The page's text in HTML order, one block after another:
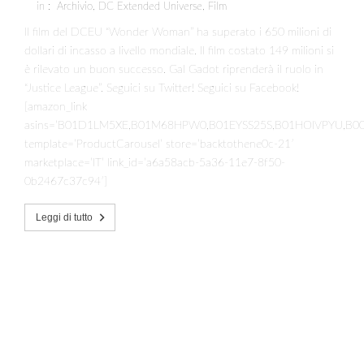
in : Archivio DC Extended Universe Film
Il film del DCEU “Wonder Woman” ha superato i 650 milioni di
dollari di incasso a livello mondiale. Il film costato 149 milioni si
è rilevato un buon successo. Gal Gadot riprenderà il ruolo in
“Justice League”. Seguici su Twitter! Seguici su Facebook!
[amazon_link
template=’ProductCarousel’ store=’backtothene0c-21′
marketplace=’IT’ link_id=’a6a58acb-5a36-11e7-8f50-
0b2467c37c94′]
Leggi di tutto